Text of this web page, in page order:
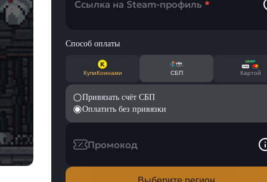
Ссылка на Steam-профиль *
Способ оплаты
КупиКоинами СБП Картой
Привязать счёт СБП
Оплатить без привязки
Промокод